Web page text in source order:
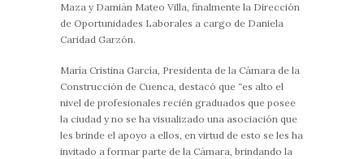
Maza y Damián Mateo Villa, finalmente la Dirección
de Oportunidades Laborales a cargo de Daniela
Caridad Garzón.
María Cristina García, Presidenta de la Cámara de la
Construcción de Cuenca, destacó que “es alto el
nivel de profesionales recién graduados que posee
la ciudad y no se ha visualizado una asociación que
les brinde el apoyo a ellos, en virtud de esto se les ha
invitado a formar parte de la Cámara, brindando la